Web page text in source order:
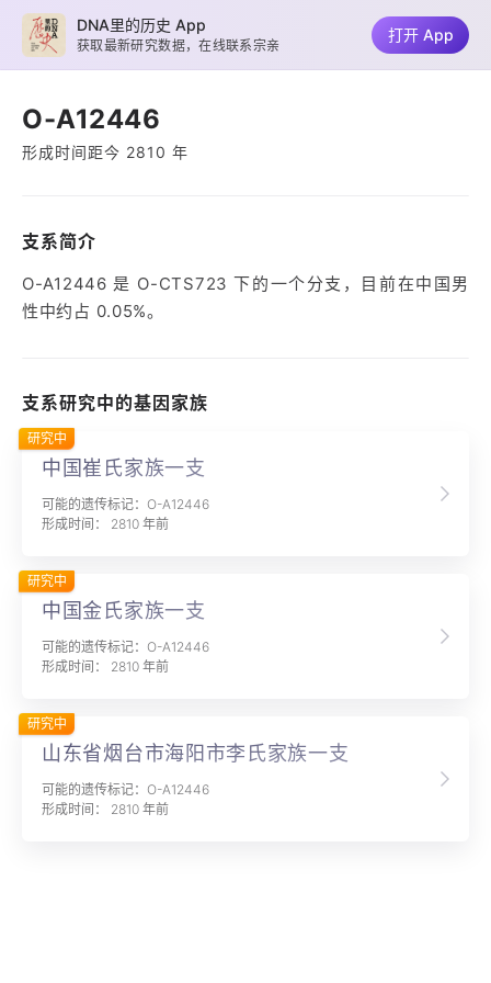
O-A12446
形成时间距今 2810 年
支系简介
O-A12446 是 O-CTS723 下的一个分支，目前在中国男
性中约占 0.05%。
支系研究中的基因家族
中国崔氏家族一支
可能的遗传标记：O-A12446
形成时间： 2810 年前
研究中
中国金氏家族一支
可能的遗传标记：O-A12446
形成时间： 2810 年前
研究中
山东省烟台市海阳市李氏家族一支
可能的遗传标记：O-A12446
形成时间： 2810 年前
研究中
DNA里的历史 App
获取最新研究数据，在线联系宗亲
打开 App